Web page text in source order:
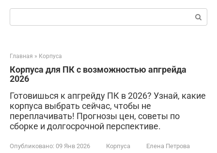
Поиск:
Главная » Корпуса
Корпуса для ПК с возможностью апгрейда
2026
Готовишься к апгрейду ПК в 2026? Узнай, какие
корпуса выбрать сейчас, чтобы не
переплачивать! Прогнозы цен, советы по
сборке и долгосрочной перспективе.
Опубликовано: 09 Янв 2026 Корпуса Елена Петрова